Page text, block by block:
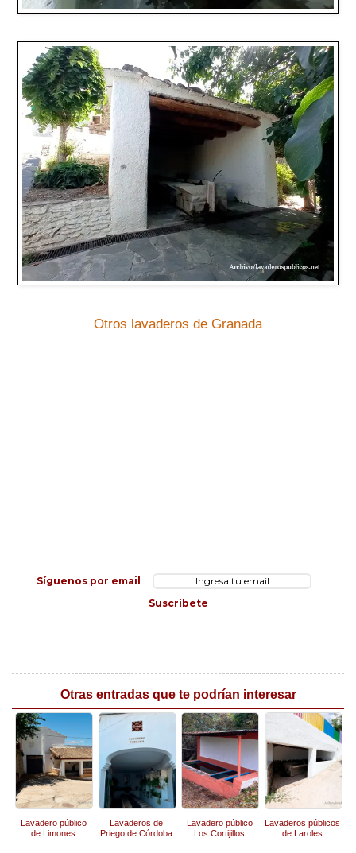
Otros lavaderos de Granada
Síguenos por email
Suscríbete
Otras entradas que te podrían interesar
Lavadero público
de Limones
Lavaderos de
Priego de Córdoba
Lavadero público
Los Cortijillos
Lavaderos públicos
de Laroles